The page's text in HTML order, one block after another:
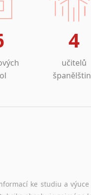
4
učitelů
ke studiu a výuce